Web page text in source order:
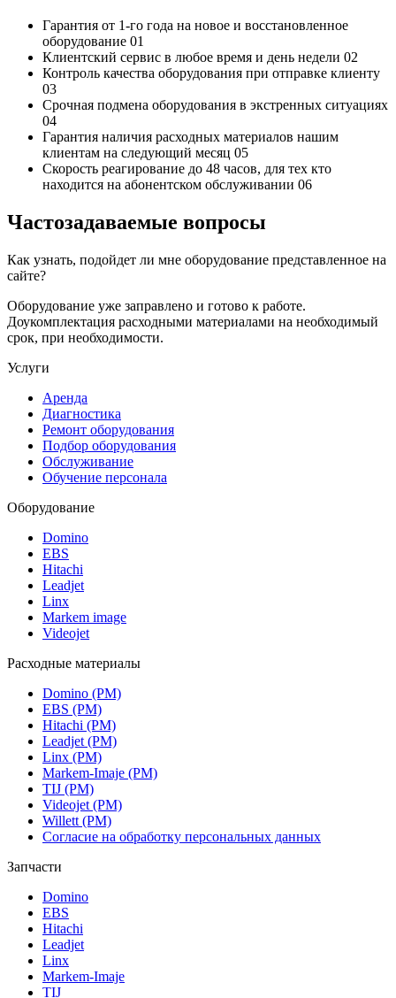
Гарантия от 1-го года на новое и восстановленное
оборудование 01
Клиентский сервис в любое время и день недели 02
Контроль качества оборудования при отправке клиенту
03
Срочная подмена оборудования в экстренных ситуациях
04
Гарантия наличия расходных материалов нашим
клиентам на следующий месяц 05
Скорость реагирование до 48 часов, для тех кто
находится на абонентском обслуживании 06
Частозадаваемые вопросы
Как узнать, подойдет ли мне оборудование представленное на
сайте?
Оборудование уже заправлено и готово к работе.
Доукомплектация расходными материалами на необходимый
срок, при необходимости.
Услуги
Аренда
Диагностика
Ремонт оборудования
Подбор оборудования
Обслуживание
Обучение персонала
Оборудование
Domino
EBS
Hitachi
Leadjet
Linx
Markem image
Videojet
Расходные материалы
Domino (РМ)
EBS (РМ)
Hitachi (РМ)
Leadjet (РМ)
Linx (РМ)
Markem-Imaje (РМ)
TIJ (РМ)
Videojet (РМ)
Willett (РМ)
Согласие на обработку персональных данных
Запчасти
Domino
EBS
Hitachi
Leadjet
Linx
Markem-Imaje
TIJ